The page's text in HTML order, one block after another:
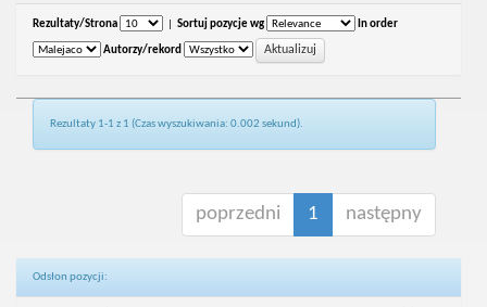
Rezultaty/Strona Sortuj pozycje wg In order
Autorzy/rekord
Rezultaty 1-1 z 1 (Czas wyszukiwania: 0.002 sekund).
poprzedni 1 następny
Odsłon pozycji: